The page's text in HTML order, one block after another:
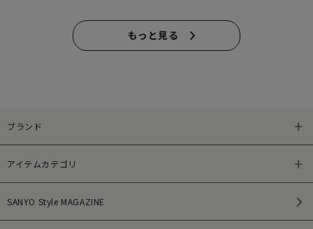
もっと見る
ブランド
アイテムカテゴリ
SANYO Style MAGAZINE